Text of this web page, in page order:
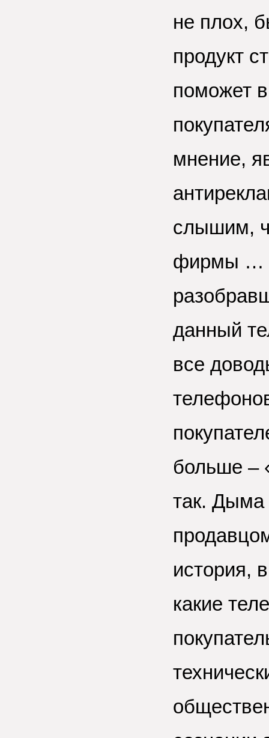
не плох,
продукт
поможет
мнение,
слышим,
фирмы …
данный
все
больше –
так. Дыма
история,
какие